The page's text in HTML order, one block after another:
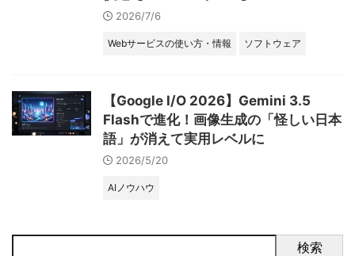
2026/7/6
Webサービスの使い方・情報 ソフトウェア
【Google I/O 2026】Gemini 3.5
Flashで進化！画像生成の「怪しい日本
語」が消えて実用レベルに
2026/5/20
AIノウハウ
検索